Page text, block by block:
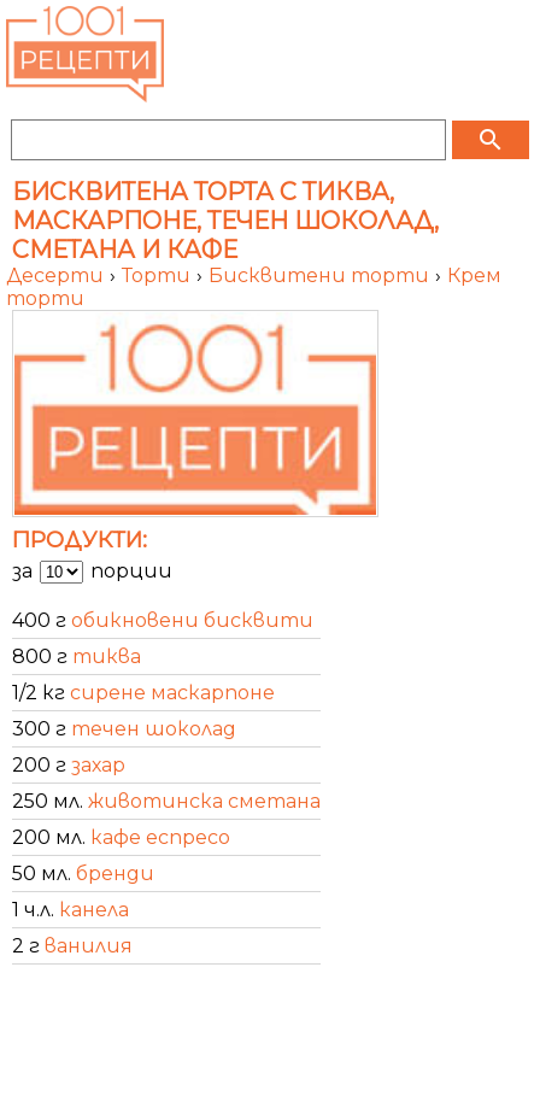
search
БИСКВИТЕНА ТОРТА С ТИКВА,
МАСКАРПОНЕ, ТЕЧЕН ШОКОЛАД,
СМЕТАНА И КАФЕ
Десерти › Торти › Бисквитени торти › Крем
торти
ПРОДУКТИ:
за порции
400 г обикновени бисквити
800 г тиква
1/2 кг сирене маскарпоне
300 г течен шоколад
200 г захар
250 мл. животинска сметана
200 мл. кафе еспресо
50 мл. бренди
1 ч.л. канела
2 г ванилия